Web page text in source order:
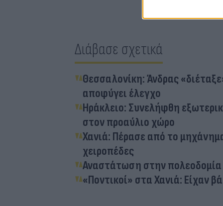
Διάβασε σχετικά
Θεσσαλονίκη: Άνδρας
αποφύγει έλεγχο
Ηράκλειο: Συνελήφθη
στον προαύλιο χώρο
Χανιά: Πέρασε από το
χειροπέδες
Αναστάτωση στην πολεοδομία
«Ποντικοί» στα Χανιά: Είχαν